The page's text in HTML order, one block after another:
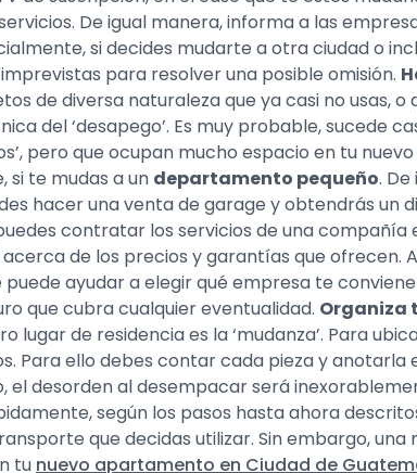
De igual manera, informa a las
si decides mudarte a otra ciudad o
para resolver una posible omisión.
de diversa naturaleza que ya casi no usas,
del ‘desapego’. Es muy probable, sucede
pero que ocupan mucho espacio en tu nuevo
te mudas a un departamento pequeño.
hacer una venta de garage y obtendrás un
contratar los servicios de una
de los precios y garantías que ofrecen.
ayudar a elegir qué empresa te
que cubra cualquier eventualidad. Organiza
de residencia es la ‘mudanza’. Para
Para ello debes contar cada pieza y anotarla
desorden al desempacar será
según los pasos hasta ahora
que decidas utilizar. Sin embargo,
tu nuevo apartamento en Ciudad de